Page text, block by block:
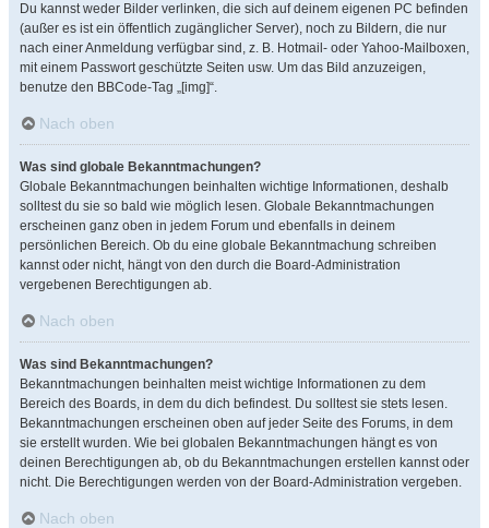
Du kannst weder Bilder verlinken, die sich auf deinem eigenen PC befinden
(außer es ist ein öffentlich zugänglicher Server), noch zu Bildern, die nur
nach einer Anmeldung verfügbar sind, z. B. Hotmail- oder Yahoo-Mailboxen,
mit einem Passwort geschützte Seiten usw. Um das Bild anzuzeigen,
benutze den BBCode-Tag „[img]“.
Nach oben
Was sind globale Bekanntmachungen?
Globale Bekanntmachungen beinhalten wichtige Informationen, deshalb
solltest du sie so bald wie möglich lesen. Globale Bekanntmachungen
erscheinen ganz oben in jedem Forum und ebenfalls in deinem
persönlichen Bereich. Ob du eine globale Bekanntmachung schreiben
kannst oder nicht, hängt von den durch die Board-Administration
vergebenen Berechtigungen ab.
Nach oben
Was sind Bekanntmachungen?
Bekanntmachungen beinhalten meist wichtige Informationen zu dem
Bereich des Boards, in dem du dich befindest. Du solltest sie stets lesen.
Bekanntmachungen erscheinen oben auf jeder Seite des Forums, in dem
sie erstellt wurden. Wie bei globalen Bekanntmachungen hängt es von
deinen Berechtigungen ab, ob du Bekanntmachungen erstellen kannst oder
nicht. Die Berechtigungen werden von der Board-Administration vergeben.
Nach oben